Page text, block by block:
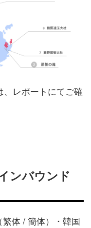
、レポートにてご確
ンバウンド
体 / 簡体） ・韓国